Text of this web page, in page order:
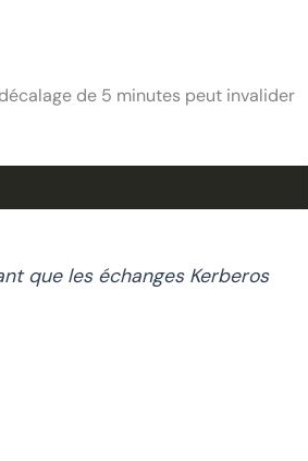
de 5 minutes peut invalider
que les échanges Kerberos